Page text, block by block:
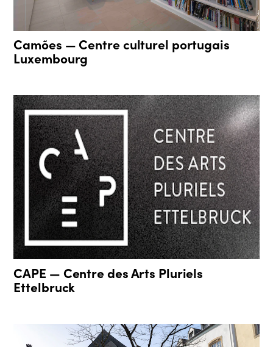
Camões — Centre culturel portugais
Luxembourg
CAPE — Centre des Arts Pluriels
Ettelbruck